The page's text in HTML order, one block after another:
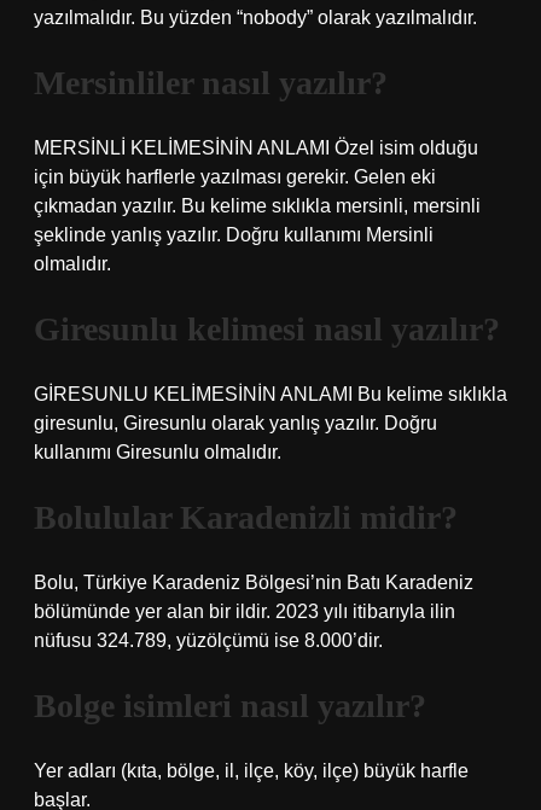
yazılmalıdır. Bu yüzden “nobody” olarak yazılmalıdır.
Mersinliler nasıl yazılır?
MERSİNLİ KELİMESİNİN ANLAMI Özel isim olduğu
için büyük harflerle yazılması gerekir. Gelen eki
çıkmadan yazılır. Bu kelime sıklıkla mersinli, mersinli
şeklinde yanlış yazılır. Doğru kullanımı Mersinli
olmalıdır.
Giresunlu kelimesi nasıl yazılır?
GİRESUNLU KELİMESİNİN ANLAMI Bu kelime sıklıkla
giresunlu, Giresunlu olarak yanlış yazılır. Doğru
kullanımı Giresunlu olmalıdır.
Bolulular Karadenizli midir?
Bolu, Türkiye Karadeniz Bölgesi’nin Batı Karadeniz
bölümünde yer alan bir ildir. 2023 yılı itibarıyla ilin
nüfusu 324.789, yüzölçümü ise 8.000’dir.
Bolge isimleri nasıl yazılır?
Yer adları (kıta, bölge, il, ilçe, köy, ilçe) büyük harfle
başlar.